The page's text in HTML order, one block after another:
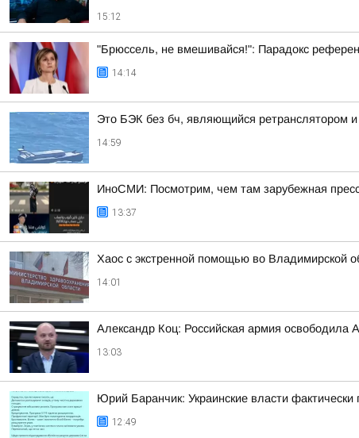
15:12
"Брюссель, не вмешивайся!": Парадокс
14:14
Это БЭК без бч, являющийся ретранслятором
14:59
ИноСМИ: Посмотрим, чем там зарубежная
13:37
Хаос с экстренной помощью во Владимирской
14:01
Александр Коц: Российская армия освободила
13:03
Юрий Баранчик: Украинские власти
12:49